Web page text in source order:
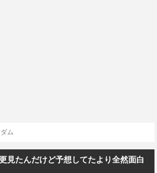
ム
見たんだけど予想してたより全然面白